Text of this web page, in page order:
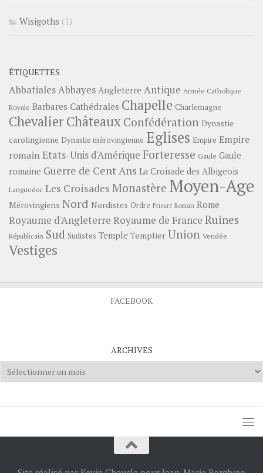
Wisigoths (1)
ÉTIQUETTES
Abbatiales Abbayes Angleterre Antique Armée Catholique
Royale Barbares Cathédrales Chapelle Charlemagne
ChevalierChâteauxConfédération Dynastie
carolingienne Dynastie mérovingienne Eglises Empire Empire
romainEtats-Unis d'Amérique Forteresse Gaule Gaule
romaine Guerre de Cent Ans La Croisade des Albigeois
Languedoc Les Croisades Monastère Moyen-Age
Mérovingiens Nord Nordistes Ordre Prieuré Roman Rome
Royaume d'Angleterre Royaume de France Ruines
Républicain Sud Sudistes Temple Templier Union Vendée
Vestiges
FACEBOOK
ARCHIVES
Archives